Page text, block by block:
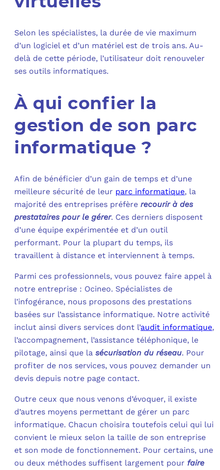
Selon les spécialistes, la durée de vie maximum
d’un logiciel et d’un matériel est de trois ans. Au-
delà de cette période, l’utilisateur doit renouveler
ses outils informatiques.
À qui confier la
gestion de son parc
informatique ?
Afin de bénéficier d’un gain de temps et d’une
meilleure sécurité de leur parc informatique, la
majorité des entreprises préfèrerecourir à des
prestataires pour le gérer. Ces derniers disposent
d’une équipe expérimentée et d’un outil
performant. Pour la plupart du temps, ils
travaillent à distance et interviennent à temps.
Parmi ces professionnels, vous pouvez faire appel à
notre entreprise : Ocineo. Spécialistes de
l’infogérance, nous proposons des prestations
basées sur l’assistance informatique. Notre activité
inclut ainsi divers services dont l’audit informatique,
l’accompagnement, l’assistance téléphonique, le
pilotage, ainsi que lasécurisation du réseau. Pour
profiter de nos services, vous pouvez demander un
devis depuis notre page contact.
Outre ceux que nous venons d’évoquer, il existe
d’autres moyens permettant de gérer un parc
informatique. Chacun choisira toutefois celui qui lui
convient le mieux selon la taille de son entreprise
et son mode de fonctionnement. Pour certains, une
ou deux méthodes suffisent largement pour faire